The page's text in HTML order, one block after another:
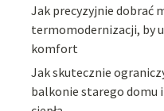
Jak precyzyjnie dobrać
termomodernizacji, by
komfort
Jak skutecznie
balkonie starego domu